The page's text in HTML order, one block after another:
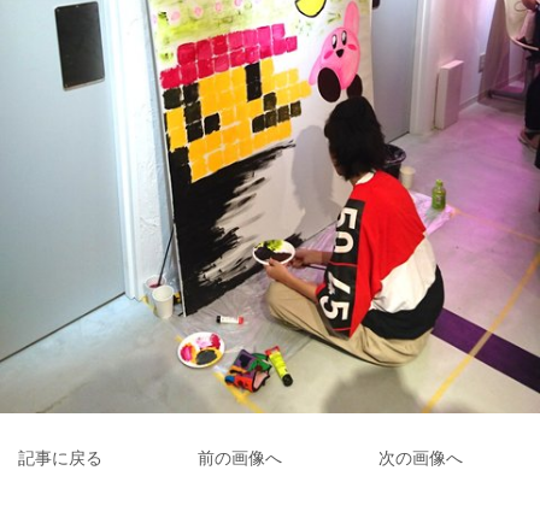
記事に戻る 前の画像へ 次の画像へ